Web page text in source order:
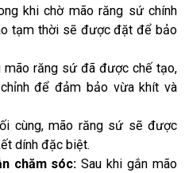
khi chờ mão răng sứ chính
tạm thời sẽ được đặt để bảo
mão răng sứ đã được chế tạo,
để đảm bảo vừa khít và
cùng, mão răng sứ sẽ được
dính đặc biệt.
chăm sóc: Sau khi gắn mão